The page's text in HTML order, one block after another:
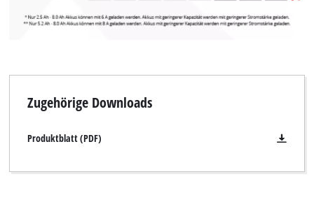
Zugehörige Downloads
Produktblatt (PDF)